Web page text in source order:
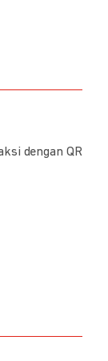
dengan QR